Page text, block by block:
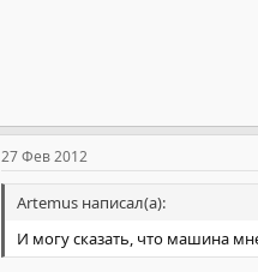
27 Фев 2012
Artemus написал(а):
И могу сказать, что машина